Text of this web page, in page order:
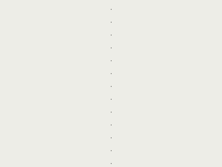
.
.
.
.
.
.
.
.
.
.
.
.
.